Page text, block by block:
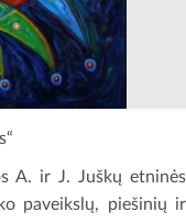
A. ir J. Juškų etninės
paveikslų, piešinių ir